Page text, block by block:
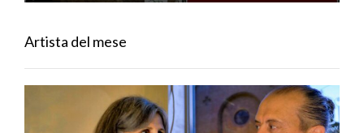
Artista del mese